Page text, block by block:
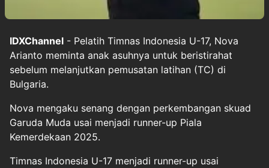
IDXChannel - Pelatih Timnas Indonesia U-17, Nova
Arianto meminta anak asuhnya untuk beristirahat
sebelum melanjutkan pemusatan latihan (TC) di
Bulgaria.
Nova mengaku senang dengan perkembangan skuad
Garuda Muda usai menjadi runner-up Piala
Kemerdekaan 2025.
Timnas Indonesia U-17 menjadi runner-up usai